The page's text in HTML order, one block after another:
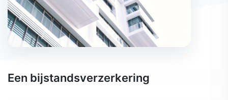
Een bijstandsverzerkering